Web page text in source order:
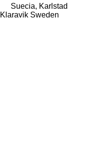
Suecia, Karlstad
Klaravik Sweden